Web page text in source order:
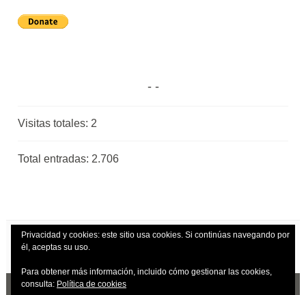
Visitas totales:2
Total entradas: 2.706
Privacidad y cookies: este sitio usa cookies. Si continúas navegando por
él, aceptas su uso.
Para obtener más información, incluido cómo gestionar las cookies,
consulta: Política de cookies